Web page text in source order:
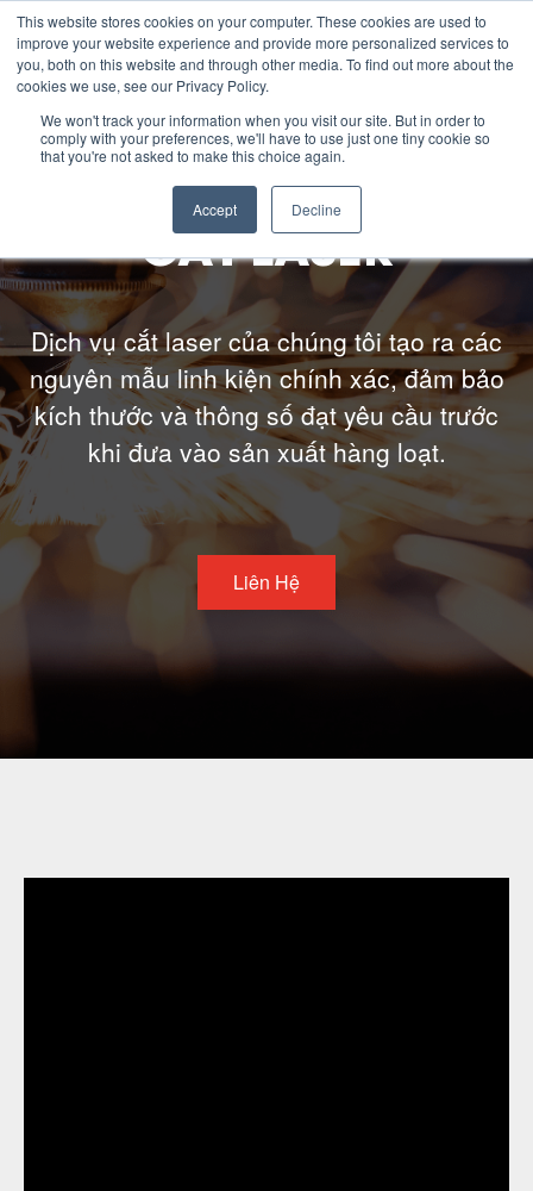
This website stores cookies on your computer. These cookies are used to
improve your website experience and provide more personalized services to
you, both on this website and through other media. To find out more about the
cookies we use, see our Privacy Policy.
We won't track your information when you visit our site. But in order to
comply with your preferences, we'll have to use just one tiny cookie so
that you're not asked to make this choice again.
Accept Decline
Về chúng tôi
Khả năng sản xuất
Tài nguyên
Liên hệ với chúng tôi
Nghề nghiệp
Vietnam Precision Industrial Joint Stock
Company
Address: Lot VIII-1, Honai Industrial Zone,
Vietnam.
CẮT LASER
Dịch vụ cắt laser của chúng tôi tạo ra các
nguyên mẫu linh kiện chính xác, đảm bảo
kích thước và thông số đạt yêu cầu trước
khi đưa vào sản xuất hàng loạt.
Liên Hệ